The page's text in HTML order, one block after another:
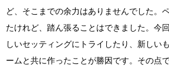
ど、そこまでの余力はありませんでした。
たけれど、踏ん張ることはできました。今
しいセッティングにトライしたり、新しい
ームと共に作ったことが勝因です。その点